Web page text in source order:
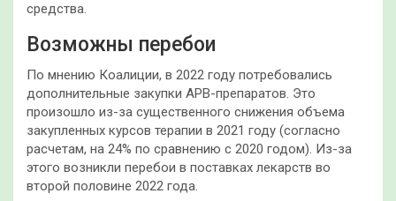
средства.
Возможны перебои
По мнению Коалиции, в 2022 году потребовались
дополнительные закупки АРВ-препаратов. Это
произошло из-за существенного снижения объема
закупленных курсов терапии в 2021 году (согласно
расчетам, на 24% по сравнению с 2020 годом). Из-за
этого возникли перебои в поставках лекарств во
второй половине 2022 года.